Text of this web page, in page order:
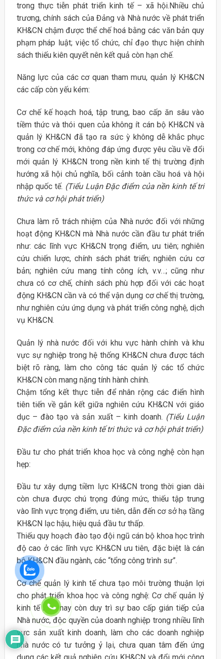
trong thực tiễn phát triển kinh tế – xã hội.Nhiều chủ
trương, chính sách của Đảng và Nhà nước về phát triển
KH&CN chậm được thể chế hoá bằng các văn bản quy
phạm pháp luật; việc tổ chức, chỉ đạo thực hiện chính
sách thiếu kiên quyết nên kết quả còn hạn chế.
Năng lực của các cơ quan tham mưu, quản lý KH&CN
các cấp còn yếu kém:
Cơ chế kế hoạch hoá, tập trung, bao cấp ăn sâu vào
tiềm thức và thói quen của không ít cán bộ KH&CN và
quản lý KH&CN đã tạo ra sức ỳ không dễ khắc phục
trong cơ chế mới, không đáp ứng được yêu cầu về đổi
mới quản lý KH&CN trong nền kinh tế thị trường định
hướng xã hội chủ nghĩa, bối cảnh toàn cầu hoá và hội
nhập quốc tế. (Tiểu Luận Đặc điểm của nền kinh tế tri
thức và cơ hội phát triển)
Chưa làm rõ trách nhiệm của Nhà nước đối với những
hoạt động KH&CN mà Nhà nước cần đầu tư phát triển
như: các lĩnh vực KH&CN trọng điểm, ưu tiên; nghiên
cứu chiến lược, chính sách phát triển; nghiên cứu cơ
bản; nghiên cứu mang tính công ích, v.v…; cũng như
chưa có cơ chế, chính sách phù hợp đối với các hoạt
động KH&CN cần và có thể vận dụng cơ chế thị trường,
như nghiên cứu ứng dụng và phát triển công nghệ, dịch
vụ KH&CN.
Quản lý nhà nước đối với khu vực hành chính và khu
vực sự nghiệp trong hệ thống KH&CN chưa được tách
biệt rõ ràng, làm cho công tác quản lý các tổ chức
KH&CN còn mang nặng tính hành chính.
Chậm tổng kết thực tiễn để nhân rộng các điển hình
tiên tiến về gắn kết giữa nghiên cứu KH&CN với giáo
dục – đào tạo và sản xuất – kinh doanh. (Tiểu Luận
Đặc điểm của nền kinh tế tri thức và cơ hội phát triển)
Đầu tư cho phát triển khoa học và công nghệ còn hạn
hẹp:
Đầu tư xây dựng tiềm lực KH&CN trong thời gian dài
còn chưa được chú trọng đúng mức, thiếu tập trung
vào lĩnh vực trọng điểm, ưu tiên, dẫn đến cơ sở hạ tầng
KH&CN lạc hậu, hiệu quả đầu tư thấp.
Thiếu quy hoạch đào tạo đội ngũ cán bộ khoa học trình
độ cao ở các lĩnh vực KH&CN ưu tiên, đặc biệt là cán
bộ KH&CN đầu ngành, các “tổng công trình sư”.
Cơ chế quản lý kinh tế chưa tạo môi trường thuận lợi
cho phát triển khoa học và công nghệ: Cơ chế quản lý
kinh tế hiện nay còn duy trì sự bao cấp gián tiếp của
Nhà nước, độc quyền của doanh nghiệp trong nhiều lĩnh
vực sản xuất kinh doanh, làm cho các doanh nghiệp
nhà nước có tư tưởng ỷ lại, chưa quan tâm đến ứng